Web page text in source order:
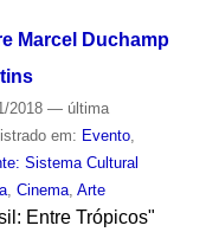
Marcel Duchamp
2018 — última
em: Evento,
Sistema Cultural
, Cinema, Arte
Entre Trópicos"